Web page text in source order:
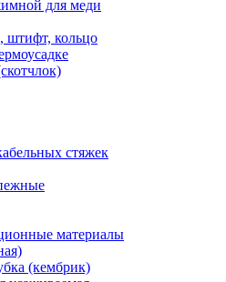
для меди
штифт, кольцо
стяжек
материалы
(кембрик)